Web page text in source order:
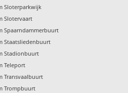
Sloterparkwijk
Slotervaart
Spaarndammerbuurt
Staatsliedenbuurt
Stadionbuurt
Teleport
Transvaalbuurt
Trompbuurt